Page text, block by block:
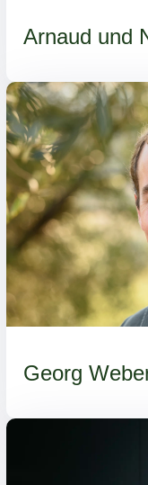
Arnaud und
Georg